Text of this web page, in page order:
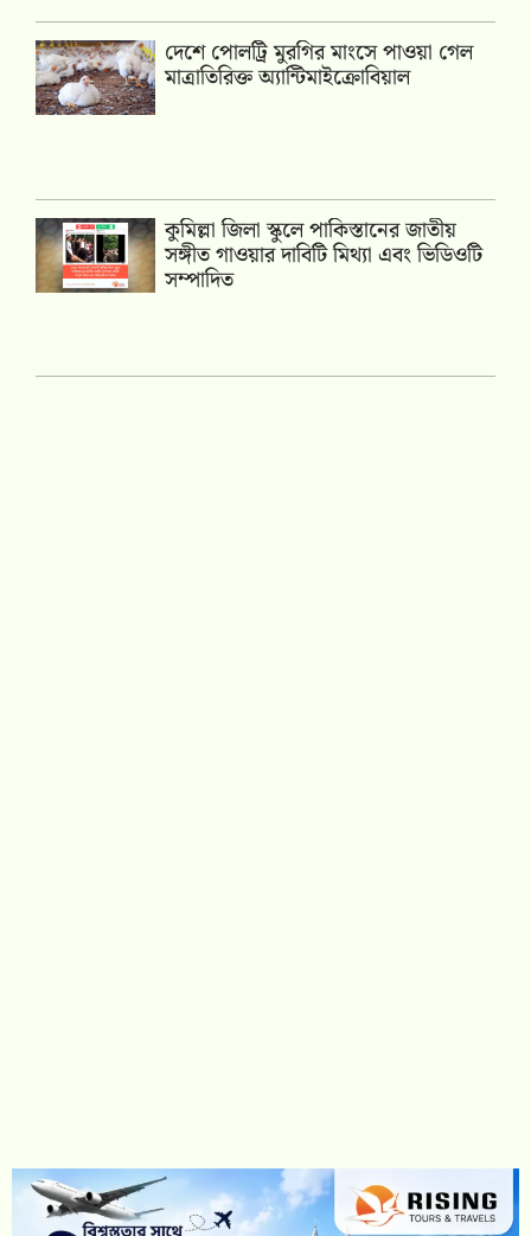
দেশে পোলট্রি মুরগির মাংসে পাওয়া গেল
মাত্রাতিরিক্ত অ্যান্টিমাইক্রোবিয়াল
কুমিল্লা জিলা স্কুলে পাকিস্তানের জাতীয়
সঙ্গীত গাওয়ার দাবিটি মিথ্যা এবং ভিডিওটি
সম্পাদিত